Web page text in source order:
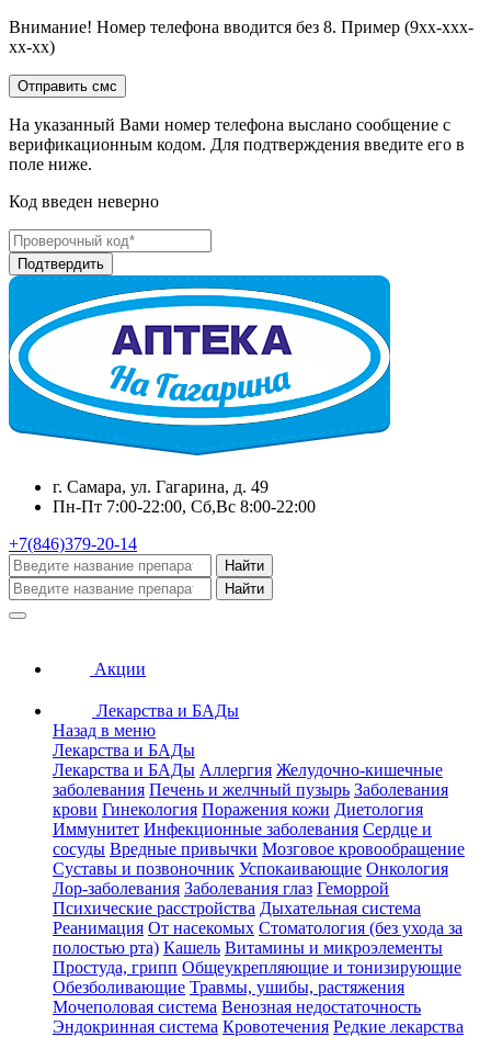
Внимание! Номер телефона вводится без 8. Пример (9хх-ххх-
хх-хх)
На указанный Вами номер телефона выслано сообщение с
верификационным кодом. Для подтверждения введите его в
поле ниже.
Код введен неверно
г. Самара, ул. Гагарина, д. 49
Пн-Пт 7:00-22:00, Сб,Вс 8:00-22:00
+7(846)379-20-14
Найти
Найти
Акции
Лекарства и БАДы
Назад в меню
Лекарства и БАДы
Лекарства и БАДы Аллергия Желудочно-кишечные
заболевания Печень и желчный пузырь Заболевания
крови Гинекология Поражения кожи Диетология
Иммунитет Инфекционные заболевания Сердце и
сосуды Вредные привычки Мозговое кровообращение
Суставы и позвоночник Успокаивающие Онкология
Лор-заболевания Заболевания глаз Геморрой
Психические расстройства Дыхательная система
Реанимация От насекомых Стоматология (без ухода за
полостью рта) Кашель Витамины и микроэлементы
Простуда, грипп Общеукрепляющие и тонизирующие
Обезболивающие Травмы, ушибы, растяжения
Мочеполовая система Венозная недостаточность
Эндокринная система Кровотечения Редкие лекарства